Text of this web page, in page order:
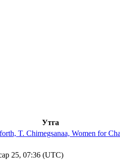
Утга
T. Chimegsanaa, Women for
25, 07:36 (UTC)